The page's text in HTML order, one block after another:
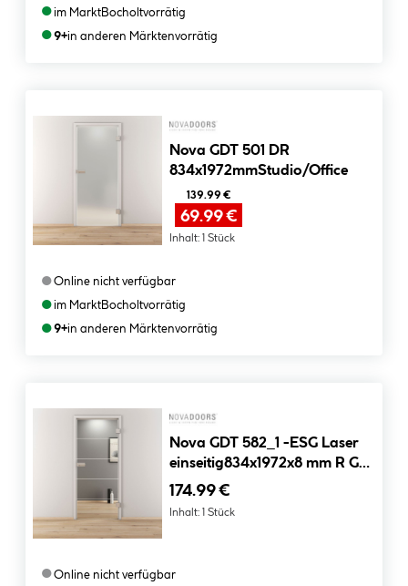
●im MarktBocholtvorrätig
●9+in anderen Märktenvorrätig
Nova GDT 501 DR
834x1972mmStudio/Office
139.99 €
69.99 €
Inhalt: 1 Stück
●Online nicht verfügbar
●im MarktBocholtvorrätig
●9+in anderen Märktenvorrätig
Nova GDT 582_1 -ESG Laser
einseitig834x1972x8 mm R GT-
DT Studio/Office
174.99 €
Inhalt: 1 Stück
●Online nicht verfügbar